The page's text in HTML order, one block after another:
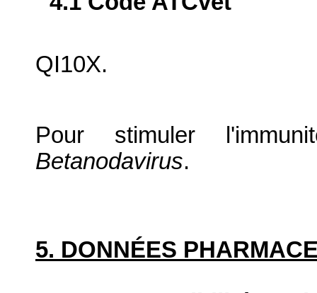
QI10X.
Pour stimuler
Betanodavirus.
5. DONNÉES